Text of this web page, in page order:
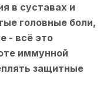
в суставах и
головные боли,
- всё это
иммунной
защитные